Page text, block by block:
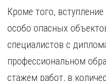
Кроме того,
особо опасных
специалистов с
профессиональном
стажем работ, в